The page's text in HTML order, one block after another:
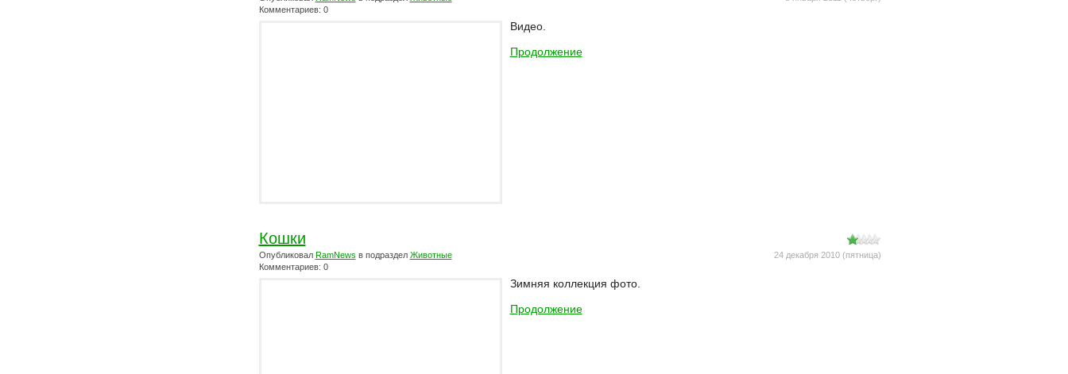
Комментариев: 0
Видео.
Продолжение
Кошки
24 декабря 2010 (пятница)
Опубликовал RamNews в подраздел Животные
Комментариев: 0
Зимняя коллекция фото.
Продолжение